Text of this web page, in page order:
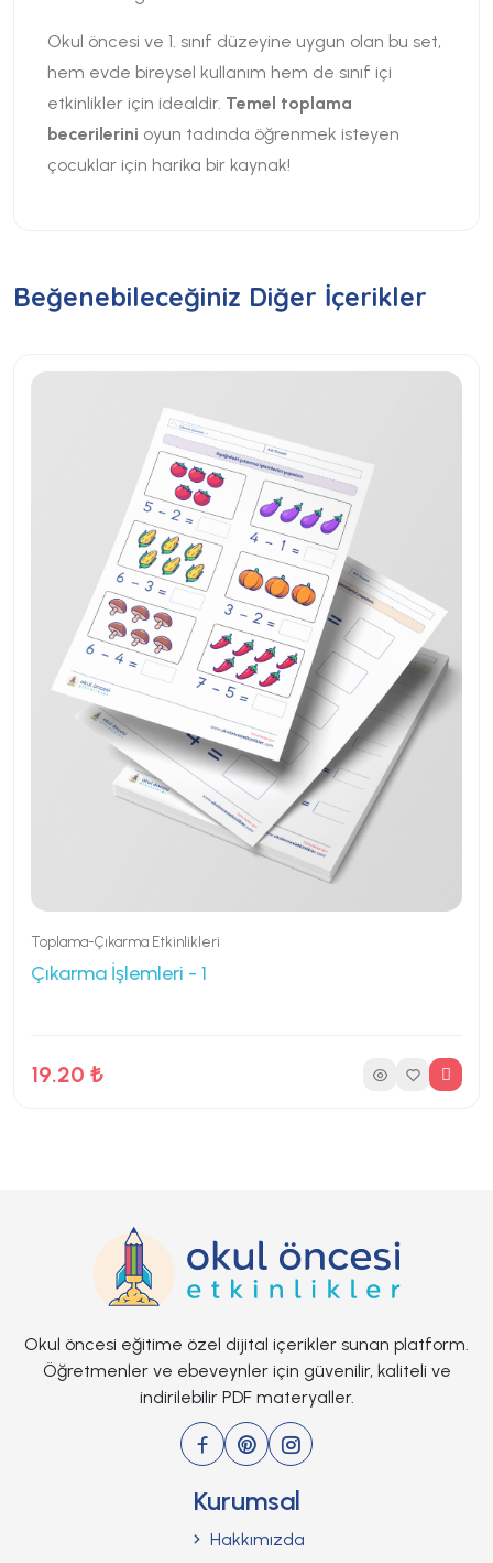
Okul öncesi ve 1. sınıf düzeyine uygun olan bu set,
hem evde bireysel kullanım hem de sınıf içi
etkinlikler için idealdir. Temel toplama
becerilerini oyun tadında öğrenmek isteyen
çocuklar için harika bir kaynak!
Beğenebileceğiniz Diğer İçerikler
8 Sayfa 12 İndirme
Toplama-Çıkarma Etkinlikleri
Çıkarma İşlemleri - 1
19.20 ₺
Okul öncesi eğitime özel dijital içerikler sunan platform.
Öğretmenler ve ebeveynler için güvenilir, kaliteli ve
indirilebilir PDF materyaller.
Kurumsal
Hakkımızda